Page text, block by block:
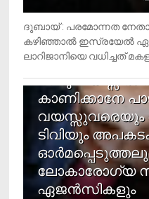
ദുബായ് : പരമോന്നത
കഴിഞ്ഞാല്‍ ഇസ്രയേല്‍
ലാറിജാനിയെ വധിച്ചത്
4
രണ്ടു വയസ്സില്‍
കാണിക്കാനേ
ടിവിയും
ലോകാരോഗ്യ
ഏജന്‍സികളും